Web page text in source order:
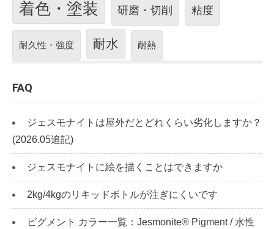
着色・塗装 研磨・切削 粘度
耐久性・強度 耐水 耐熱
FAQ
ジェスモナイトは屋外だとどれくらい劣化しますか？
(2026.05追記)
ジェスモナイトに絵を描くことはできますか
2kg/4kgのリキッドボトルが注ぎにくいです
ピグメント カラー一覧：Jesmonite® Pigment / 水性